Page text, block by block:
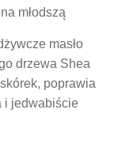
młodszą
masło
drzewa Shea
poprawia
i jedwabiście